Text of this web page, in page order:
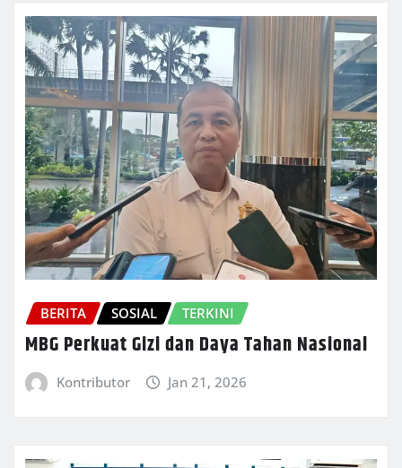
BERITA SOSIAL TERKINI
MBG Perkuat Gizi dan Daya Tahan Nasional
Kontributor Jan 21, 2026